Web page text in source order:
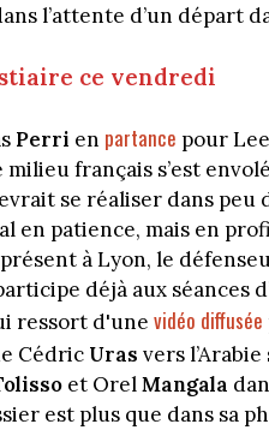
l’attente d’un départ
ce vendredi
Perri en partance pour
milieu français s’est
se réaliser dans peu
en patience, mais en
à Lyon, le
déjà aux séances
ressort d'une vidéo diffusée
Cédric Uras vers
et OrelMangala
est plus que dans sa